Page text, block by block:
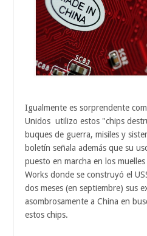
Igualmente es sorprendente
Unidos utilizo estos "chips
buques de guerra, misiles y
boletín señala además que su
puesto en marcha en los
Works donde se construyó el
dos meses (en septiembre) sus
asombrosamente a China en
estos chips.